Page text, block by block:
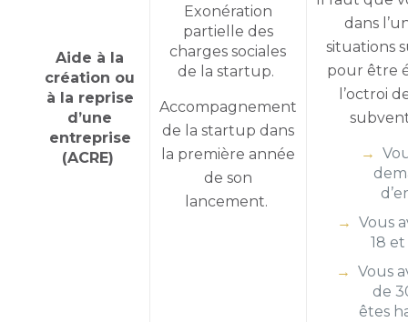
Aide à la
création ou
à la reprise
d’une
entreprise
(ACRE)
Exonération
partielle des
charges sociales
de la startup.
Accompagnement
de la startup dans
la première année
de son
lancement.
dans
situations
pour être
l’octroi
Vous
18
Vous
de
êtes